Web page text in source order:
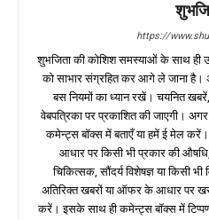
https://
शुभजिता की कोशिश समस्याओं के साथ ही
को साभार संग्रहित कर आगे ले जाना
बस नियमों का ध्यान रखें। चयनित
वेबपत्रिका पर प्रकाशित की जाएगी।
कमेन्ट्स बॉक्स में बताएँ या हमें ई मेल
आधार पर किसी भी प्रकार की
चिकित्सक, सौंदर्य विशेषज्ञ या किसी
अतिरिक्त खबरों या ऑफर के आधार पर
करें। इसके साथ ही कमेन्ट्स बॉक्स में